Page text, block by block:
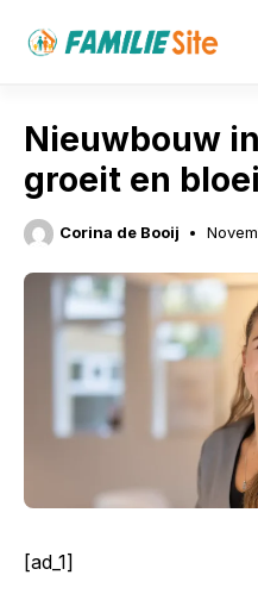
Nieuwbouw
groeit en
Corina de Booij
[ad_1]